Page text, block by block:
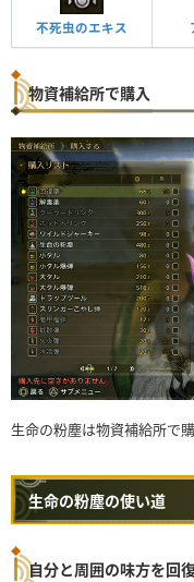
不死虫のエキス
物資補給所で購入
生命の粉塵は物資補給所で購
生命の粉塵の使い道
自分と周囲の味方を回